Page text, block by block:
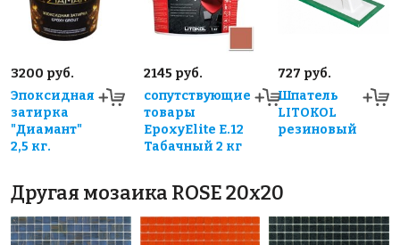
3200 руб.
Эпоксидная
затирка
"Диамант"
2,5 кг.
2145 руб.
сопутствующие
товары
EpoxyElite E.12
Табачный 2 кг
727 руб.
Шпатель
LITOKOL
резиновый
Другая мозаика ROSE 20x20